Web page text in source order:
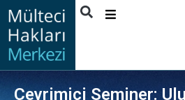
HAKKIMIZDA
FAALIYETLER
Çevrimiçi Seminer: